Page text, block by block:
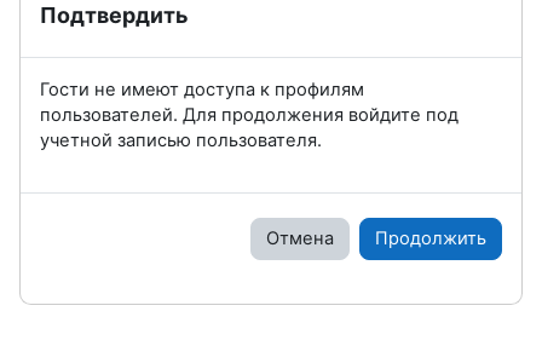
Подтвердить
Гости не имеют доступа к профилям
пользователей. Для продолжения войдите под
учетной записью пользователя.
Отмена Продолжить